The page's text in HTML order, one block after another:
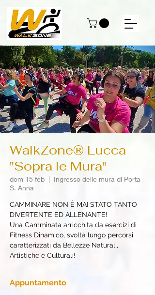
WalkZone® Lucca
"Sopra le Mura"
dom 15 feb
  |
Ingresso delle mura di Porta
S. Anna
CAMMINARE NON È MAI STATO TANTO
DIVERTENTE ED ALLENANTE!
Una Camminata arricchita da esercizi di
Fitness Dinamico, svolta lungo percorsi
caratterizzati da Bellezze Naturali,
Artistiche e Culturali!
Appuntamento